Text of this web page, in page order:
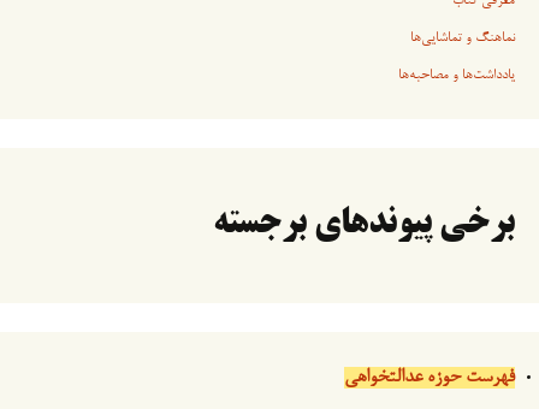
نماهنگ و تماشایی‌ها
یادداشت‌ها و مصاحبه‌ها
برخی پیوندهای برجسته
فهرست حوزه عدالتخواهی